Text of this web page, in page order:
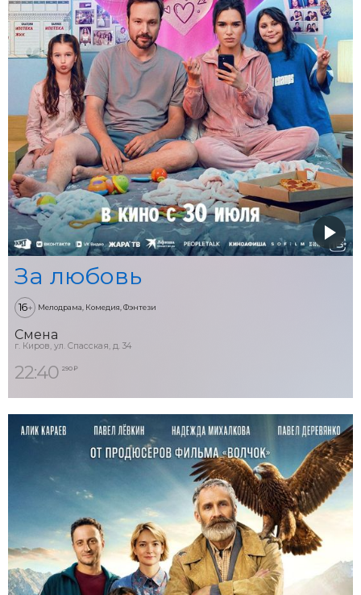
За любовь
16+ Мелодрама, Комедия, Фэнтези
Смена
г. Киров, ул. Спасская, д. 34
22:40 290 ₽